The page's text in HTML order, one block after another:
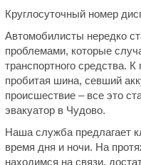
Круглосуточный номер
Автомобилисты нередко
проблемами, которые
транспортного средства.
пробитая шина, севший
происшествие – все это
эвакуатор в Чудово.
Наша служба предлагает
время дня и ночи. На
находимся на связи,